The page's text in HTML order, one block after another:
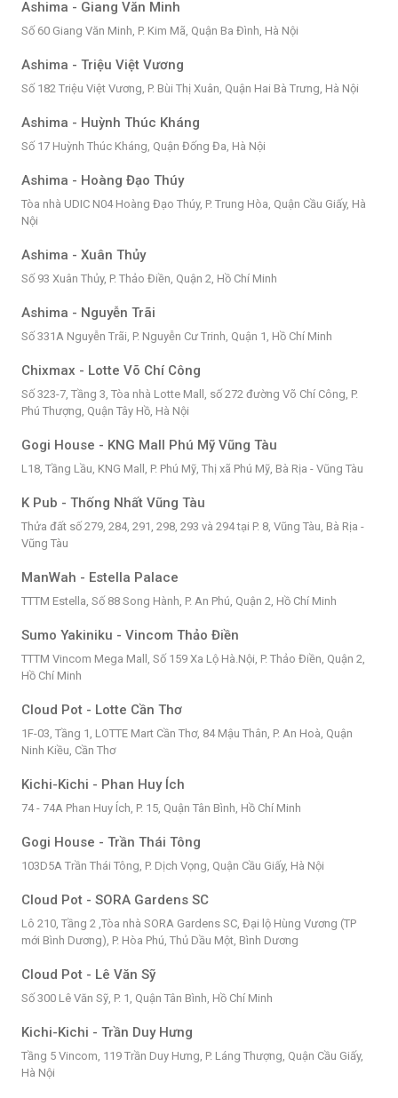
Ashima - Giang Văn Minh
Số 60 Giang Văn Minh, P. Kim Mã, Quận Ba Đình, Hà Nội
Ashima - Triệu Việt Vương
Số 182 Triệu Việt Vương, P. Bùi Thị Xuân, Quận Hai Bà Trưng, Hà Nội
Ashima - Huỳnh Thúc Kháng
Số 17 Huỳnh Thúc Kháng, Quận Đống Đa, Hà Nội
Ashima - Hoàng Đạo Thúy
Tòa nhà UDIC N04 Hoàng Đạo Thúy, P. Trung Hòa, Quận Cầu Giấy, Hà
Nội
Ashima - Xuân Thủy
Số 93 Xuân Thủy, P. Thảo Điền, Quận 2, Hồ Chí Minh
Ashima - Nguyễn Trãi
Số 331A Nguyễn Trãi, P. Nguyễn Cư Trinh, Quận 1, Hồ Chí Minh
Chixmax - Lotte Võ Chí Công
Số 323-7, Tầng 3, Tòa nhà Lotte Mall, số 272 đường Võ Chí Công, P.
Phú Thượng, Quận Tây Hồ, Hà Nội
Gogi House - KNG Mall Phú Mỹ Vũng Tàu
L18, Tầng Lầu, KNG Mall, P. Phú Mỹ, Thị xã Phú Mỹ, Bà Rịa - Vũng Tàu
K Pub - Thống Nhất Vũng Tàu
Thửa đất số 279, 284, 291, 298, 293 và 294 tại P. 8, Vũng Tàu, Bà Rịa -
Vũng Tàu
ManWah - Estella Palace
TTTM Estella, Số 88 Song Hành, P. An Phú, Quận 2, Hồ Chí Minh
Sumo Yakiniku - Vincom Thảo Điền
TTTM Vincom Mega Mall, Số 159 Xa Lộ Hà.Nội, P. Thảo Điền, Quận 2,
Hồ Chí Minh
Cloud Pot - Lotte Cần Thơ
1F-03, Tầng 1, LOTTE Mart Cần Thơ, 84 Mậu Thân, P. An Hoà, Quận
Ninh Kiều, Cần Thơ
Kichi-Kichi - Phan Huy Ích
74 - 74A Phan Huy Ích, P. 15, Quận Tân Bình, Hồ Chí Minh
Gogi House - Trần Thái Tông
103D5A Trần Thái Tông, P. Dịch Vọng, Quận Cầu Giấy, Hà Nội
Cloud Pot - SORA Gardens SC
Lô 210, Tầng 2 ,Tòa nhà SORA Gardens SC, Đại lộ Hùng Vương (TP
mới Bình Dương), P. Hòa Phú, Thủ Dầu Một, Bình Dương
Cloud Pot - Lê Văn Sỹ
Số 300 Lê Văn Sỹ, P. 1, Quận Tân Bình, Hồ Chí Minh
Kichi-Kichi - Trần Duy Hưng
Tầng 5 Vincom, 119 Trần Duy Hưng, P. Láng Thượng, Quận Cầu Giấy,
Hà Nội